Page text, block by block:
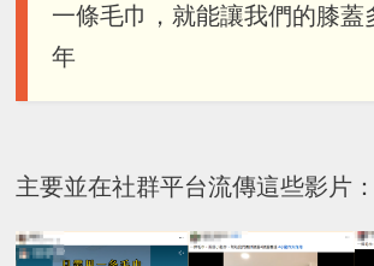
一條毛巾，就能讓我們的膝蓋
年
主要並在社群平台流傳這些影片：